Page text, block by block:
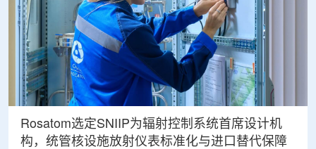
Rosatom选定SNIIP为辐射控制系统首席设计机
构，统管核设施放射仪表标准化与进口替代保障